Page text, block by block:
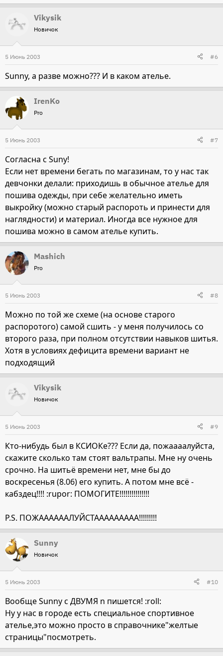
Vikysik
Новичок
5 Июнь 2003 #6
Sunny, а разве можно??? И в каком ателье.
IrenKo
Pro
5 Июнь 2003 #7
Согласна с Suny!
Если нет времени бегать по магазинам, то у нас так
девчонки делали: приходишь в обычное ателье для
пошива одежды, при себе желательно иметь
выкройку (можно старый распороть и принести для
наглядности) и материал. Иногда все нужное для
пошива можно в самом ателье купить.
Mashich
Pro
5 Июнь 2003 #8
Можно по той же схеме (на основе старого
распоротого) самой сшить - у меня получилось со
второго раза, при полном отсутствии навыков шитья.
Хотя в условиях дефицита времени вариант не
подходящий
Vikysik
Новичок
5 Июнь 2003 #9
Кто-нибудь был в КСИОКе??? Если да, пожаааалуйста,
скажите сколько там стоят вальтрапы. Мне ну очень
срочно. На шитьё времени нет, мне бы до
воскресенья (8.06) его купить. А потом мне всё -
кабздец!!!! :rupor: ПОМОГИТЕ!!!!!!!!!!!!!!!
P.S. ПОЖААААААЛУЙСТААААААААА!!!!!!!!!
Sunny
Новичок
5 Июнь 2003 #10
Вообще Sunny с ДВУМЯ n пишется! :roll:
Ну у нас в городе есть специальное спортивное
ателье,это можно просто в справочнике"желтые
страницы"посмотреть.